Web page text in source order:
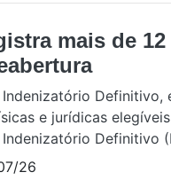
mais de
Definitivo,
e jurídicas
Definitivo
26